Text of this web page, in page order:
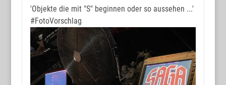
'Objekte die mit "S" beginnen oder so aussehen ...'
#FotoVorschlag